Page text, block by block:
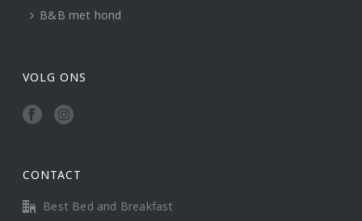
B&B met hond
VOLG ONS
CONTACT
Best Bed and Breakfast